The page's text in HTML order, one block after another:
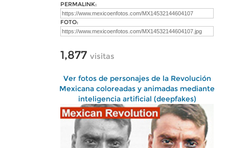
PERMALINK:
FOTO:
1,877 visitas
Ver fotos de personajes de la Revolución
Mexicana coloreadas y animadas mediante
inteligencia artificial (deepfakes)